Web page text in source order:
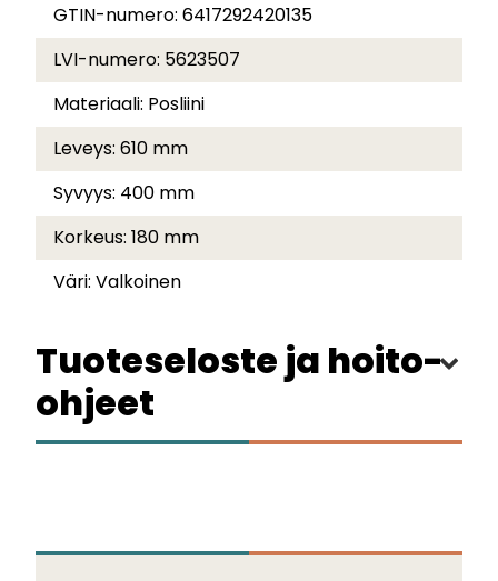
GTIN-numero: 6417292420135
LVI-numero: 5623507
Materiaali: Posliini
Leveys: 610 mm
Syvyys: 400 mm
Korkeus: 180 mm
Väri: Valkoinen
Tuoteseloste ja hoito-
ohjeet